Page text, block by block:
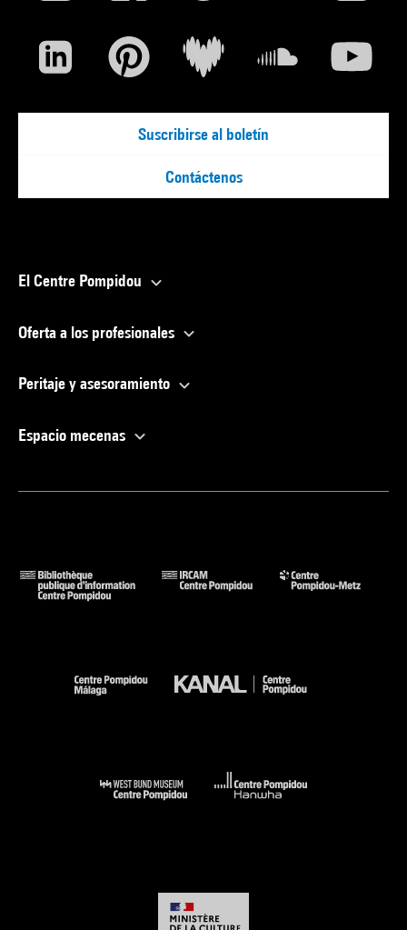
Suscribirse al boletín
Contáctenos
El Centre Pompidou
Oferta a los profesionales
Peritaje y asesoramiento
Espacio mecenas